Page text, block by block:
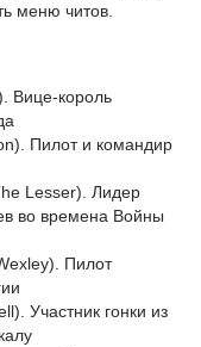
меню читов.
Вице-король
Пилот и командир
Lesser). Лидер
во времена Войны
Пилот
Участник гонки из